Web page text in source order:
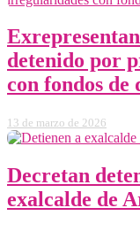
detenido por
con fondos de
13 de marzo de 2026
Decretan
exalcalde de